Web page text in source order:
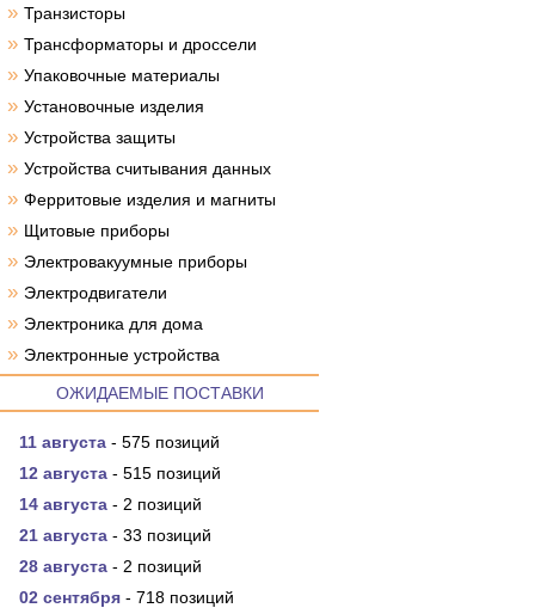
» Транзисторы
» Трансформаторы и дроссели
» Упаковочные материалы
» Установочные изделия
» Устройства защиты
» Устройства считывания данных
» Ферритовые изделия и магниты
» Щитовые приборы
» Электровакуумные приборы
» Электродвигатели
» Электроника для дома
» Электронные устройства
ОЖИДАЕМЫЕ ПОСТАВКИ
11 августа - 575 позиций
12 августа - 515 позиций
14 августа - 2 позиций
21 августа - 33 позиций
28 августа - 2 позиций
02 сентября - 718 позиций